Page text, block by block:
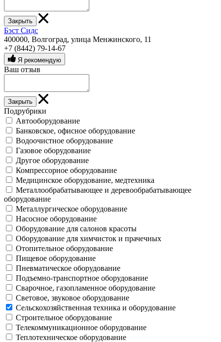
Закрыть
Бэст Сидс
400000, Волгоград, улица Менжинского, 11
+7 (8442) 79-14-67
Я рекомендую
Ваш отзыв
Закрыть
Подрубрики
Автооборудование
Банковское, офисное оборудование
Водоочистное оборудование
Газовое оборудование
Другое оборудование
Компрессорное оборудование
Медицинское оборудование, медтехника
Металлообрабатывающее и деревообрабатывающее
оборудование
Металлургическое оборудование
Насосное оборудование
Оборудование для салонов красоты
Оборудование для химчисток и прачечных
Отопительное оборудование
Пищевое оборудование
Пневматическое оборудование
Подъемно-транспортное оборудование
Сварочное, газопламенное оборудование
Световое, звуковое оборудование
Сельскохозяйственная техника и оборудование
Строительное оборудование
Телекоммуникационное оборудование
Теплотехническое оборудование